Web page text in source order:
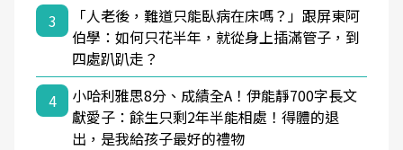
3
「人老後，難道只能臥病在床嗎？」跟屏東阿
伯學：如何只花半年，就從身上插滿管子，到
四處趴趴走？
4
小哈利雅思8分、成績全A！伊能靜700字長文
獻愛子：餘生只剩2年半能相處！得體的退
出，是我給孩子最好的禮物